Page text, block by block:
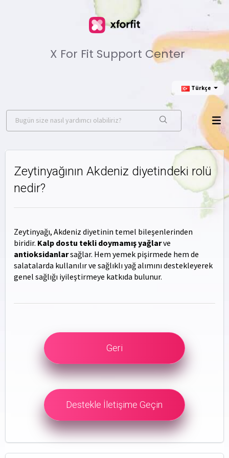
X For Fit Support Center
Türkçe
Zeytinyağının Akdeniz diyetindeki rolü
nedir?
Zeytinyağı, Akdeniz diyetinin temel bileşenlerinden
biridir. Kalp dostu tekli doymamış yağlarve
antioksidanlarsağlar. Hem yemek pişirmede hem de
salatalarda kullanılır ve sağlıklı yağ alımını destekleyerek
genel sağlığı iyileştirmeye katkıda bulunur.
Geri
Destekle İletişime Geçin